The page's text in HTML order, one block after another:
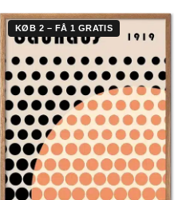
KØB 2 – FÅ 1 GRATIS